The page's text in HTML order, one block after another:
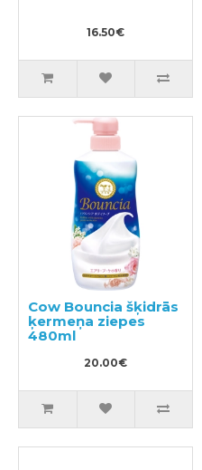
16.50€
Cow Bouncia šķidrās
ķermeņa ziepes
480ml
20.00€